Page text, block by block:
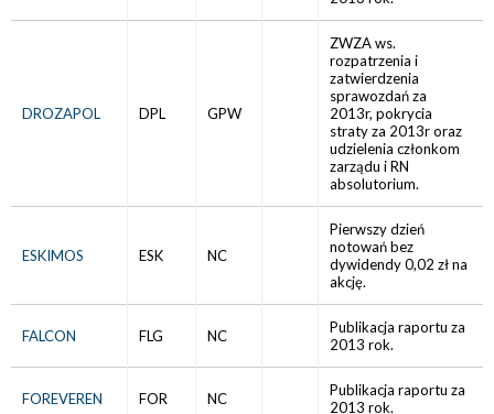
DROZAPOL DPL GPW
ZWZA ws.
rozpatrzenia i
zatwierdzenia
sprawozdań za
2013r, pokrycia
straty za 2013r oraz
udzielenia członkom
zarządu i RN
absolutorium.
ESKIMOS ESK NC
Pierwszy dzień
notowań bez
dywidendy 0,02 zł na
akcję.
FALCON FLG NC
Publikacja raportu za
2013 rok.
FOREVEREN FOR NC
Publikacja raportu za
2013 rok.